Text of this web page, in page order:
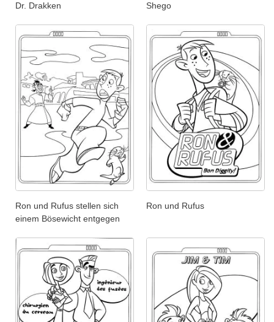
Dr. Drakken Shego
Ron und Rufus stellen sich
einem Bösewicht entgegen
Ron und Rufus